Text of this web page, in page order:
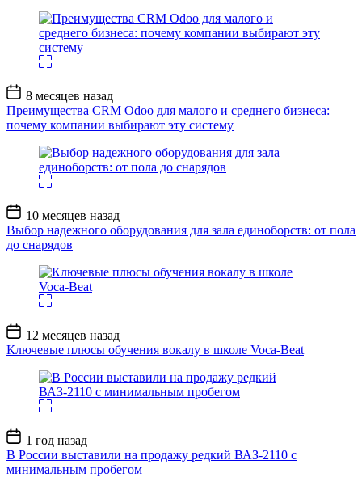
Дата
записи
8 месяцев назад
Преимущества CRM Odoo для малого и среднего бизнеса:
почему компании выбирают эту систему
Дата
записи
10 месяцев назад
Выбор надежного оборудования для зала единоборств: от пола
до снарядов
Дата
записи
12 месяцев назад
Ключевые плюсы обучения вокалу в школе Voca-Beat
Дата
записи
1 год назад
В России выставили на продажу редкий ВАЗ-2110 с
минимальным пробегом